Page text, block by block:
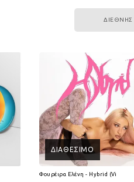
ΔΙΕΘΝΉΣ
7 ψυχές (2CD)
ΔΙΑΘΈΣΙΜΟ
Φουρέιρα Ελένη - Hybrid (Vinyl LP)